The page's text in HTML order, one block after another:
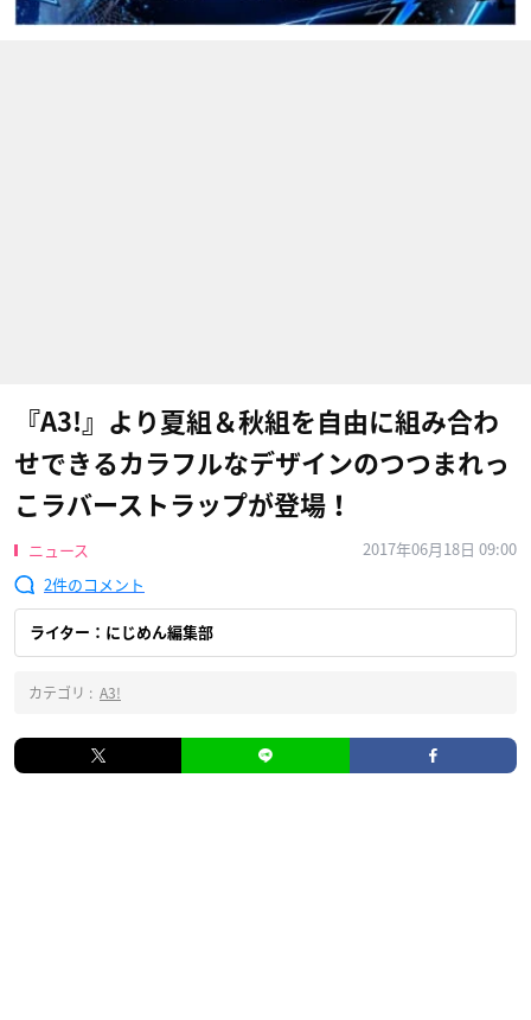
『A3!』より夏組＆秋組を自由に組み合わ
せできるカラフルなデザインのつつまれっ
こラバーストラップが登場！
ニュース
2017年06月18日 09:00
2
ライター：にじめん編集部
カテゴリ : A3!